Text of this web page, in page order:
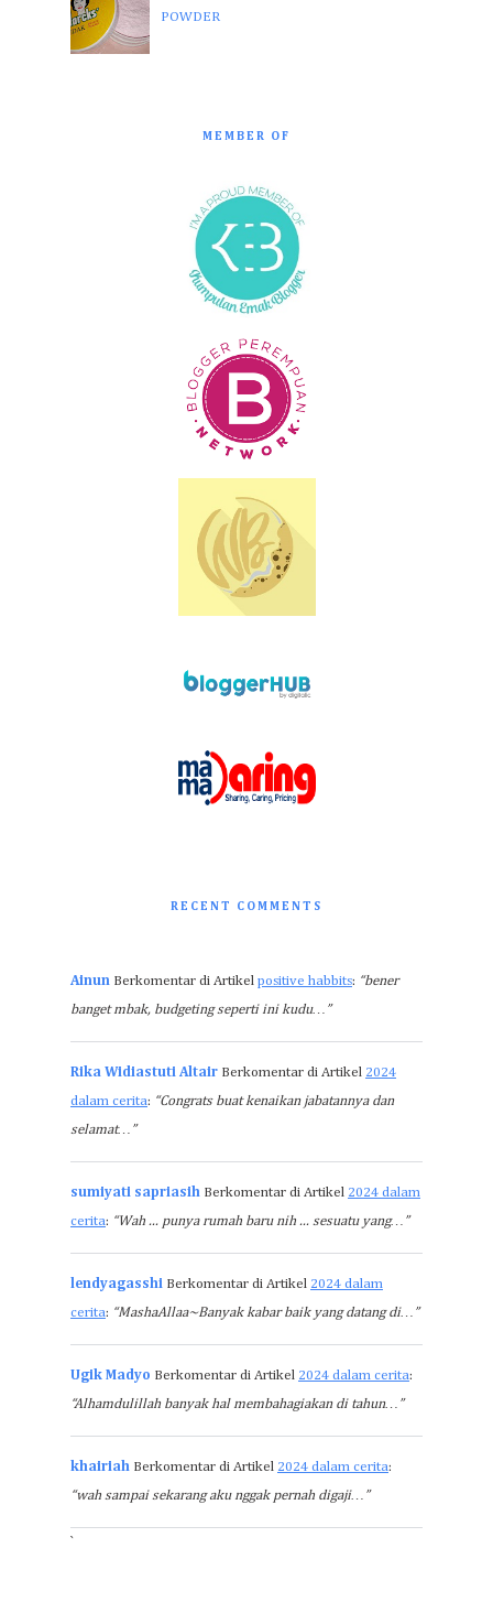
POWDER
MEMBER OF
RECENT COMMENTS
Ainun Berkomentar di Artikel positive habbits: “bener
banget mbak, budgeting seperti ini kudu…”
Rika Widiastuti Altair Berkomentar di Artikel 2024
dalam cerita: “Congrats buat kenaikan jabatannya dan
selamat…”
sumiyati sapriasih Berkomentar di Artikel 2024 dalam
cerita: “Wah ... punya rumah baru nih ... sesuatu yang…”
lendyagasshi Berkomentar di Artikel 2024 dalam
cerita: “MashaAllaa~Banyak kabar baik yang datang di…”
Ugik Madyo Berkomentar di Artikel 2024 dalam cerita:
“Alhamdulillah banyak hal membahagiakan di tahun…”
khairiah Berkomentar di Artikel 2024 dalam cerita:
“wah sampai sekarang aku nggak pernah digaji…”
`